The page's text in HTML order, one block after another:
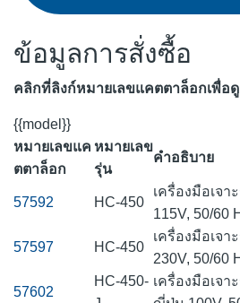
ข้อมูลการสั่งซื้อ
คลิกที่ลิงก์หมายเลขแคตตาล็อกเพื่อ
{{model}}
หมายเลขแค
ตตาล็อก
หมายเลข
รุ่น
คำอธิบาย
57592 HC-450
เครื่องมือเจา
115V, 50/60
57597 HC-450
เครื่องมือเจา
230V, 50/60
57602
HC-450- เครื่องมือเจา